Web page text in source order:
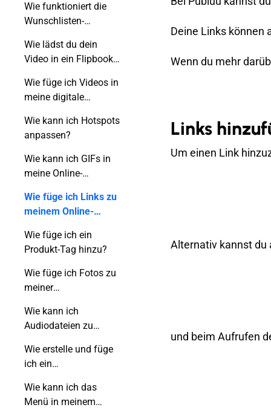
Wie funktioniert die
Wunschlisten-
Wie lädst du dein
Video in ein Flipbook
Wie füge ich Videos in
meine digitale
Wie kann ich Hotspots
anpassen?
Wie kann ich GIFs in
meine Online-
Wie füge ich Links zu
meinem Online-
Wie füge ich ein
Produkt-Tag hinzu?
Wie füge ich Fotos zu
meiner
hinzu?
Wie kann ich
Audiodateien zu
hinzufügen?
Wie erstelle und füge
ich ein
Formular zu meinem
Flipbook hinzu?
Wie kann ich das
Menü in meinem
Deine Links können
Wenn du mehr
Links
Um einen Link
Alternativ kannst du
und beim Aufrufen